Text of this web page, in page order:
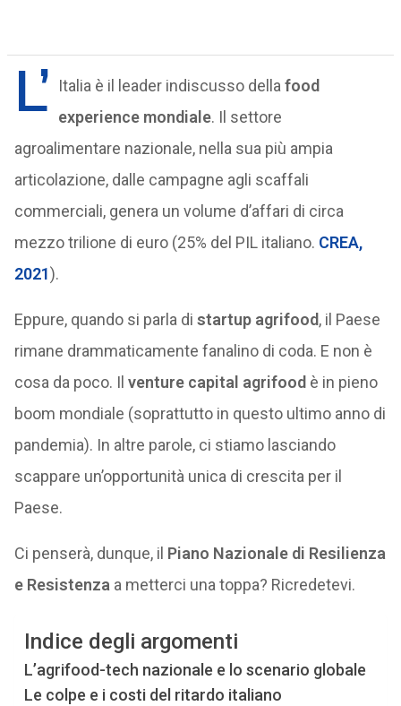
L’ Italia è il leader indiscusso della food
experience mondiale. Il settore
agroalimentare nazionale, nella sua più ampia
articolazione, dalle campagne agli scaffali
commerciali, genera un volume d’affari di circa
mezzo trilione di euro (25% del PIL italiano. CREA,
2021).
Eppure, quando si parla di startup agrifood, il Paese
rimane drammaticamente fanalino di coda. E non è
cosa da poco. Il venture capital agrifood è in pieno
boom mondiale (soprattutto in questo ultimo anno di
pandemia). In altre parole, ci stiamo lasciando
scappare un’opportunità unica di crescita per il
Paese.
Ci penserà, dunque, il Piano Nazionale di Resilienza
e Resistenza a metterci una toppa? Ricredetevi.
Indice degli argomenti
L’agrifood-tech nazionale e lo scenario globale
Le colpe e i costi del ritardo italiano